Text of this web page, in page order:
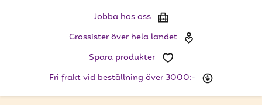
Jobba hos oss
Grossister över hela landet
Spara produkter
Fri frakt vid beställning över 3000:-